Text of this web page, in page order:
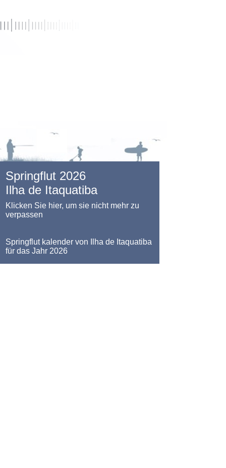
Springflut 2026
Ilha de Itaquatiba
Klicken Sie hier, um sie nicht mehr zu
verpassen
Springflut kalender von Ilha de Itaquatiba
für das Jahr 2026